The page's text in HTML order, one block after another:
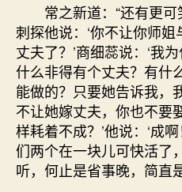
常之新道：“还有更可
刺探他说：‘你不让你师
丈夫了？’商细蕊说：‘我
什么非得有个丈夫？有什
能做的？只要她告诉我，
不让她嫁丈夫，你也不要
样耗着不成？’他说：‘成
们两个在一块儿可快活了
听，何止是省事晚，简直